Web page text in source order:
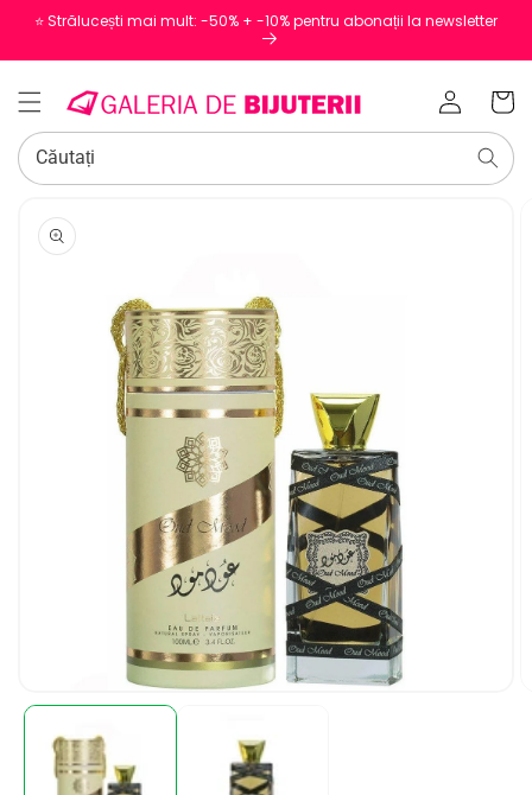
⭐️ Strălucești mai mult: -50% + -10% pentru abonații la newsletter
Conectați-
Coș
Căutați
SALT LA
DESPRE
PRODUS
conținutul
media